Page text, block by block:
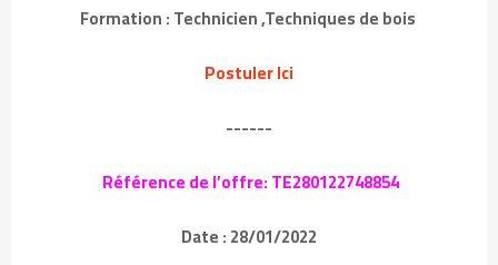
Formation : Technicien ,Techniques de bois
Postuler Ici
------
Référence de l’offre: TE280122748854
Date : 28/01/2022